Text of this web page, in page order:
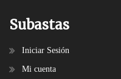
Subastas
Iniciar Sesión
Mi cuenta